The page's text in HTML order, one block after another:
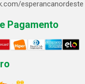
esperancanordeste
Pagamento